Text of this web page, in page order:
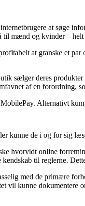
at søge
mænd og kvinder –
at granske et
sælger deres
af en forordning,
Alternativt
kunne de i og for sig
hvorvidt online
til reglerne.
med de primære
vil kunne